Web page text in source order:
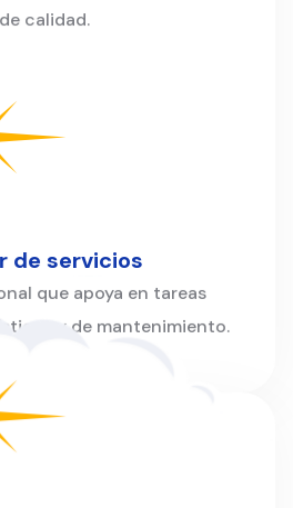
de calidad.
de servicios
que apoya en tareas
y de mantenimiento.